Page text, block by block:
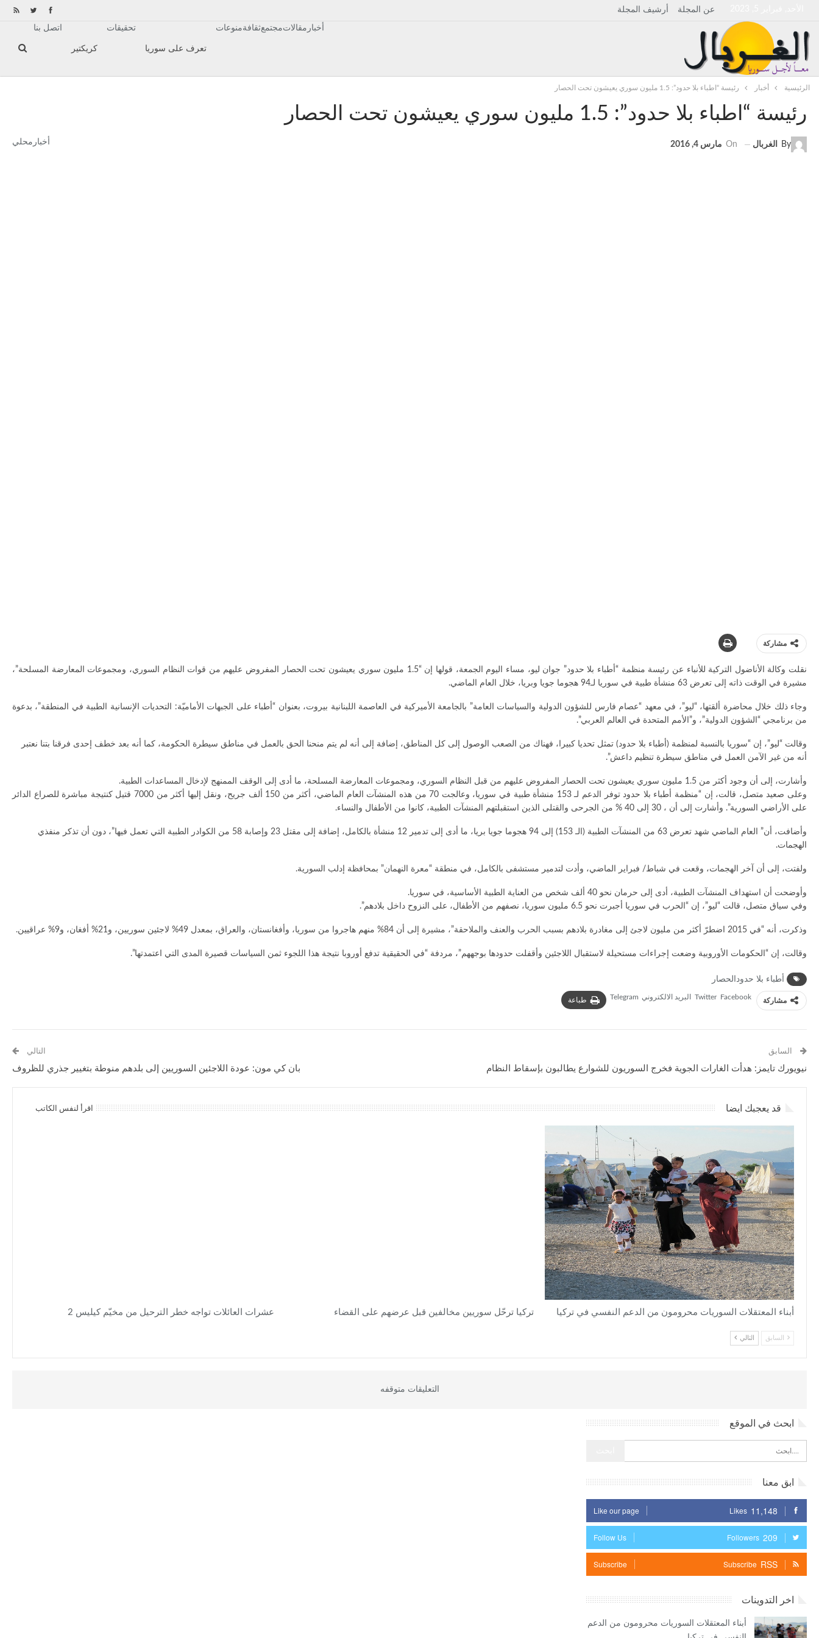
عن المجلة أرشيف المجلة
أخبار مقالاتمجتمعثقافةمنوعات
تعرف على سوريا
تحقيقات
كريكتير
اتصل بنا
الرئيسية أخبار رئيسة “اطباء بلا حدود”: 1.5 مليون سوري يعيشون تحت الحصار
رئيسة “اطباء بلا حدود”: 1.5 مليون سوري يعيشون تحت الحصار
أخبار محلي By الغربال On مارس 4, 2016
مشاركة
نقلت وكالة الأناضول التركية للأنباء عن رئيسة منظمة “أطباء بلا حدود” جوان ليو، مساء اليوم الجمعة، قولها إن “1.5 مليون سوري يعيشون تحت الحصار المفروض عليهم من قوات النظام السوري، ومجموعات المعارضة المسلحة”،
مشيرة في الوقت ذاته إلى تعرض 63 منشأة طبية في سوريا لـ94 هجوما جويا وبريا، خلال العام الماضي.
وجاء ذلك خلال محاضرة ألقتها، “ليو”، في معهد “عصام فارس للشؤون الدولية والسياسات العامة” بالجامعة الأميركية في العاصمة اللبنانية بيروت، بعنوان “أطباء على الجبهات الأماميّة: التحديات الإنسانية الطبية في المنطقة”، بدعوة
من برنامجي “الشؤون الدولية”، و”الأمم المتحدة في العالم العربي”.
وقالت “ليو”، إن “سوريا بالنسبة لمنظمة (أطباء بلا حدود) تمثل تحديا كبيرا، فهناك من الصعب الوصول إلى كل المناطق، إضافة إلى أنه لم يتم منحنا الحق بالعمل في مناطق سيطرة الحكومة، كما أنه بعد خطف إحدى فرقنا بتنا نعتبر
أنه من غير الآمن العمل في مناطق سيطرة تنظيم داعش”.
وأشارت، إلى أن وجود أكثر من 1.5 مليون سوري يعيشون تحت الحصار المفروض عليهم من قبل النظام السوري، ومجموعات المعارضة المسلحة، ما أدى إلى الوقف الممنهج لإدخال المساعدات الطبية.
وعلى صعيد متصل، قالت، إن “منظمة أطباء بلا حدود توفر الدعم لـ 153 منشأة طبية في سوريا، وعالجت 70 من هذه المنشآت العام الماضي، أكثر من 150 ألف جريح، ونقل إليها أكثر من 7000 قتيل كنتيجة مباشرة للصراع الدائر
على الأراضي السورية”. وأشارت إلى أن ، 30 إلى 40 % من الجرحى والقتلى الذين استقبلتهم المنشآت الطبية، كانوا من الأطفال والنساء.
وأضافت، أن” العام الماضي شهد تعرض 63 من المنشآت الطبية (الـ 153) إلى 94 هجوما جويا بريا، ما أدى إلى تدمير 12 منشأة بالكامل، إضافة إلى مقتل 23 وإصابة 58 من الكوادر الطبية التي تعمل فيها”، دون أن تذكر منفذي
الهجمات.
ولفتت، إلى أن آخر الهجمات، وقعت في شباط/ فبراير الماضي، وأدت لتدمير مستشفى بالكامل، في منطقة “معرة النهمان” بمحافظة إدلب السورية.
وأوضحت أن استهداف المنشآت الطبية، أدى إلى حرمان نحو 40 ألف شخص من العناية الطبية الأساسية، في سوريا.
وفي سياق متصل، قالت “ليو”، إن “الحرب في سوريا أجبرت نحو 6.5 مليون سوريا، نصفهم من الأطفال، على النزوح داخل بلادهم”.
وذكرت، أنه “في 2015 اضطرّ أكثر من مليون لاجئ إلى مغادرة بلادهم بسبب الحرب والعنف والملاحقة”، مشيرة إلى أن 84% منهم هاجروا من سوريا، وأفغانستان، والعراق، بمعدل 49% لاجئين سوريين، و21% أفغان، و9% عراقيين.
وقالت، إن “الحكومات الأوروبية وضعت إجراءات مستحيلة لاستقبال اللاجئين وأقفلت حدودها بوجههم”، مردفة “في الحقيقية تدفع أوروبا نتيجة هذا اللجوء ثمن السياسات قصيرة المدى التي اعتمدتها”.
أطباء بلا حدودالحصار
مشاركة Facebook
Twitter البريد الالكتروني Telegram طباعة
السابق
نيويورك تايمز: هدأت الغارات الجوية فخرج السوريون للشوارع يطالبون بإسقاط النظام
التالي
بان كي مون: عودة اللاجئين السوريين إلى بلدهم منوطة بتغيير جذري للظروف
قد يعجبك ايضا اقرأ لنفس الكاتب
أبناء المعتقلات السوريات محرومون من الدعم النفسي في تركيا تركيا ترحّل سوريين مخالفين قبل عرضهم على القضاء عشرات العائلات تواجه خطر الترحيل من مخيّم كيليس 2
السابق التالي
التعليقات متوقفه
ابحث في الموقع
ابق معنا
11,148
Likes
Like our page
209
Followers
Follow Us
RSS
Subscribe
Subscribe
اخر التدوينات
أبناء المعتقلات السوريات محرومون من الدعم